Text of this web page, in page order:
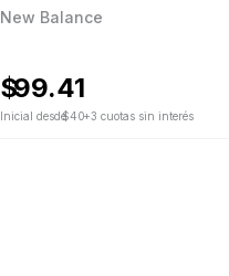
New Balance
$99.41
Inicial desde$40+3 cuotas sin interés